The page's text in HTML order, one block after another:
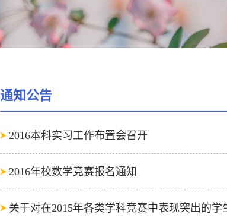
通知公告
2016本科实习工作布置会召开
2016年校数学竞赛报名通知
关于对在2015年各类学科竞赛中表现突出的